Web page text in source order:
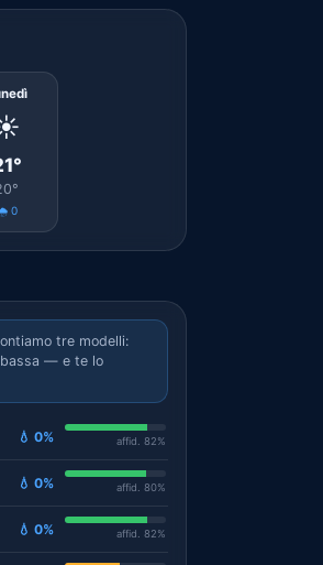
0
tre modelli:
bassa — e te lo
💧 0% affid. 82%
💧 0% affid. 80%
💧 0% affid. 82%